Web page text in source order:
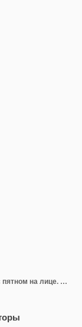
Симпатичный кролик сиамской породы с пятном на лице. Портрет очаровательного кролика. Пятнистая собачка с забавной мордочкой. Реалистичная цветная плоская векторная иллюстрация на белом фоне